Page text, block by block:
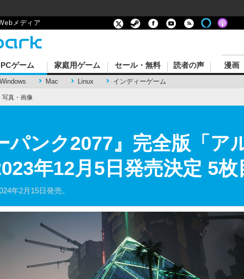
メディア
PCゲーム
Windows Mac Linux インディーゲーム
家庭用ゲーム セール・無料 読者の声 漫画
写真・画像
パンク2077』完全版「ア
年12月5日発売決定 5
年2月15日発売。